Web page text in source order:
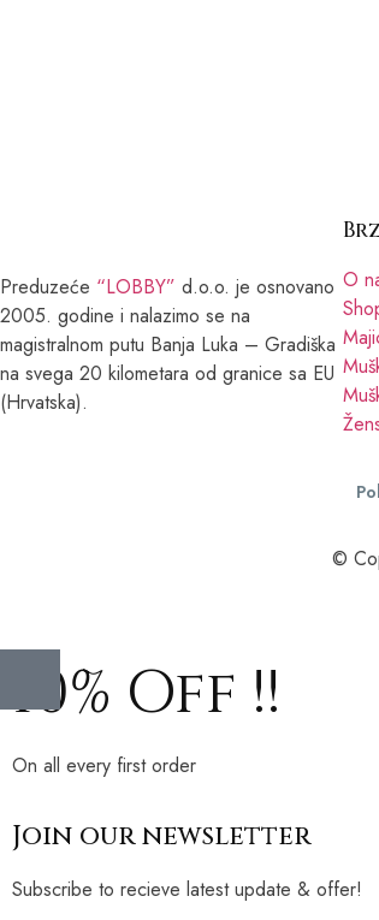
Preduzeće “LOBBY” d.o.o. je osnovano
2005. godine i nalazimo se na
magistralnom putu Banja Luka – Gradiška
na svega 20 kilometara od granice sa EU
(Hrvatska).
O
©
10% Off !!
On all every first order
Join our newsletter
Subscribe to recieve latest update & offer!